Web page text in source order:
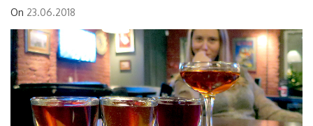
On 23.06.2018